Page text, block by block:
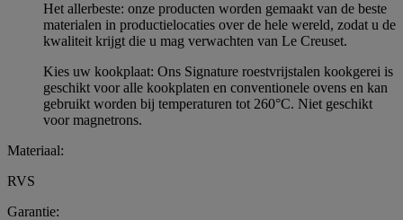
Het allerbeste: onze producten worden gemaakt van de beste
materialen in productielocaties over de hele wereld, zodat u de
kwaliteit krijgt die u mag verwachten van Le Creuset.
Kies uw kookplaat: Ons Signature roestvrijstalen kookgerei is
geschikt voor alle kookplaten en conventionele ovens en kan
gebruikt worden bij temperaturen tot 260°C. Niet geschikt
voor magnetrons.
Materiaal:
RVS
Garantie: